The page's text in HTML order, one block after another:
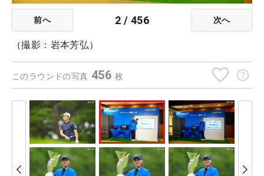
前へ 2 / 456 次へ
（撮影：岩本芳弘）
このラウンドの写真 456 枚